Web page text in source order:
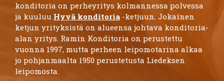
konditoria on perheyritys kolmannessa polvessa
ja kuuluu Hyvä konditoria -ketjuun. Jokainen
ketjun yrityksistä on alueensa johtava konditoria-
alan yritys. Ramin Konditoria on perustettu
vuonna 1997, mutta perheen leipomotarina alkaa
jo pohjanmaalta 1950 perustetusta Liedeksen
leipomosta.